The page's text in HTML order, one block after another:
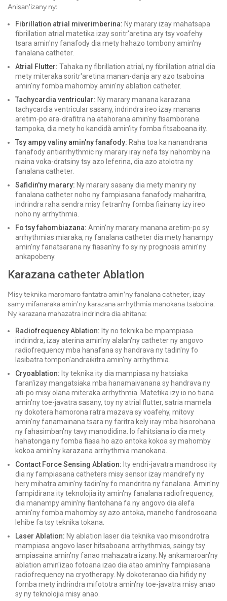
Anisan'izany ny:
Fibrillation atrial miverimberina: Ny marary izay mahatsapa
fibrillation atrial matetika izay soritr'aretina ary tsy voafehy
tsara amin'ny fanafody dia mety hahazo tombony amin'ny
fanalana catheter.
Atrial Flutter: Tahaka ny fibrillation atrial, ny fibrillation atrial dia
mety miteraka soritr'aretina manan-danja ary azo tsaboina
amin'ny fomba mahomby amin'ny ablation catheter.
Tachycardia ventricular: Ny marary manana karazana
tachycardia ventricular sasany, indrindra ireo izay manana
aretim-po ara-drafitra na atahorana amin'ny fisamborana
tampoka, dia mety ho kandidà amin'ity fomba fitsaboana ity.
Tsy ampy valiny amin'ny fanafody: Raha toa ka nanandrana
fanafody antiarrhythmic ny marary iray nefa tsy nahomby na
niaina voka-dratsiny tsy azo leferina, dia azo atolotra ny
fanalana catheter.
Safidin'ny marary: Ny marary sasany dia mety maniry ny
fanalana catheter noho ny fampiasana fanafody maharitra,
indrindra raha sendra misy fetran'ny fomba fiainany izy ireo
noho ny arrhythmia.
Fo tsy fahombiazana: Amin'ny marary manana aretim-po sy
arrhythmias miaraka, ny fanalana catheter dia mety hanampy
amin'ny fanatsarana ny fiasan'ny fo sy ny prognosis amin'ny
ankapobeny.
Karazana catheter Ablation
Misy teknika maromaro fantatra amin'ny fanalana catheter, izay
samy mifanaraka amin'ny karazana arrhythmia manokana tsaboina.
Ny karazana mahazatra indrindra dia ahitana:
Radiofrequency Ablation: Ity no teknika be mpampiasa
indrindra, izay aterina amin'ny alalan'ny catheter ny angovo
radiofrequency mba hanafana sy handrava ny tadin'ny fo
lasibatra tompon'andraikitra amin'ny arrhythmia.
Cryoablation: Ity teknika ity dia mampiasa ny hatsiaka
faran'izay mangatsiaka mba hanamaivanana sy handrava ny
ati-po misy olana miteraka arrhythmia. Matetika izy io no tiana
amin'ny toe-javatra sasany, toy ny atrial flutter, satria mamela
ny dokotera hamorona ratra mazava sy voafehy, mitovy
amin'ny fanamainana tsara ny faritra kely iray mba hisorohana
ny fahasimban'ny tavy manodidina. Io fahitsiana io dia mety
hahatonga ny fomba fiasa ho azo antoka kokoa sy mahomby
kokoa amin'ny karazana arrhythmia manokana.
Contact Force Sensing Ablation: Ity endri-javatra mandroso ity
dia ny fampiasana catheters misy sensor izay mandrefy ny
hery mihatra amin'ny tadin'ny fo mandritra ny fanalana. Amin'ny
fampidirana ity teknolojia ity amin'ny fanalana radiofrequency,
dia manampy amin'ny fiantohana fa ny angovo dia alefa
amin'ny fomba mahomby sy azo antoka, maneho fandrosoana
lehibe fa tsy teknika tokana.
Laser Ablation: Ny ablation laser dia teknika vao misondrotra
mampiasa angovo laser hitsaboana arrhythmias, saingy tsy
ampiasaina amin'ny fanao mahazatra izany. Ny ankamaroan'ny
ablation amin'izao fotoana izao dia atao amin'ny fampiasana
radiofrequency na cryotherapy. Ny dokoteranao dia hifidy ny
fomba mety indrindra mifototra amin'ny toe-javatra misy anao
sy ny teknolojia misy anao.